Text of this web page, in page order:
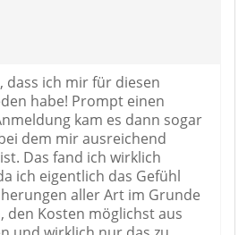
dass ich mir für diesen
habe! Prompt einen
kam es dann sogar
dem mir ausreichend
Das fand ich wirklich
ich eigentlich das Gefühl
aller Art im Grunde
den Kosten möglichst aus